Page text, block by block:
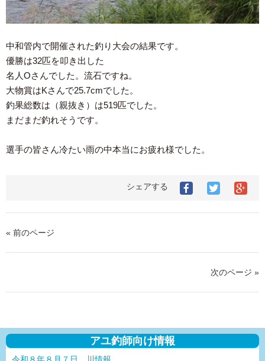
中和管内で開催された釣り大会の結果です。
優勝は32匹を叩き出した
名人Oさんでした。流石ですね。
大物賞はKさんで25.7cmでした。
釣果総数は（親抜き）は519匹でした。
まだまだ釣れそうです。
選手の皆さん冷たい雨の中本当にお疲れ様でした。
シェアする
« 前のページ
次のページ »
アユ釣師向け情報